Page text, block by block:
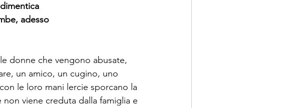
adesso
donne che vengono abusate,
un amico, un cugino, uno
le loro mani lercie sporcano la
viene creduta dalla famiglia e